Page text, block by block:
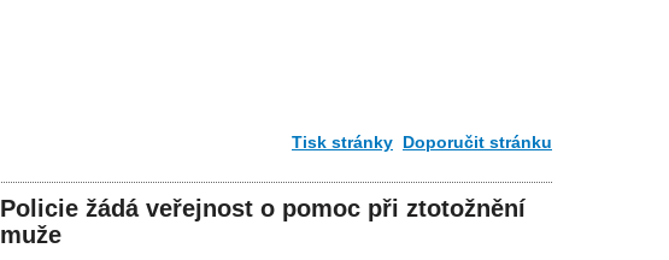
Tisk stránky Doporučit stránku
Policie žádá veřejnost o pomoc při ztotožnění
muže